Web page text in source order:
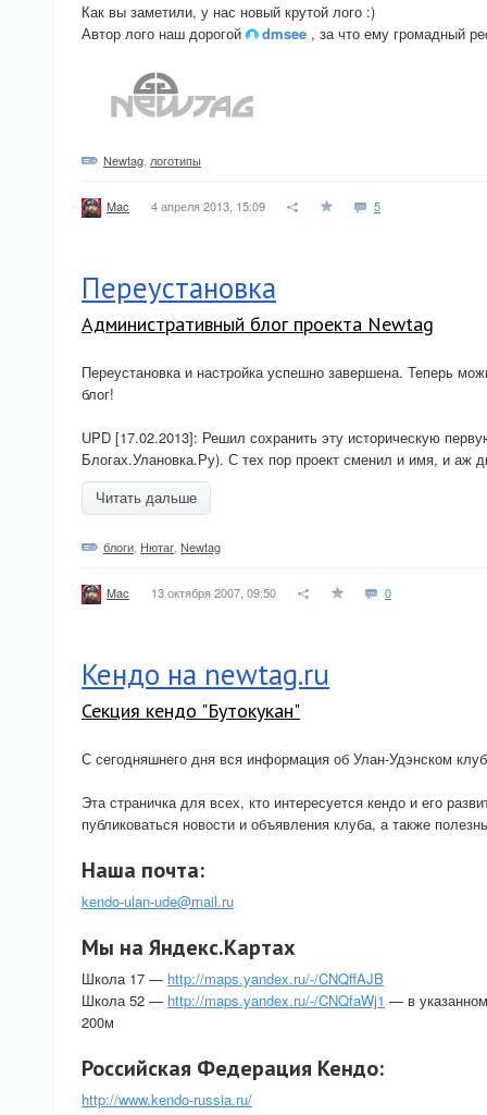
Как вы заметили, у нас новый крутой лого :)
Автор лого наш дорогой
dmsee , за что ему громадный
Newtag логотипы
Mac 4 апреля 2013, 15:09 5
Переустановка
Административный блог проекта Newtag
Переустановка и настройка успешно завершена. Теперь
блог!
UPD [17.02.2013]: Решил сохранить эту историческую
Блогах.Улановка.Ру). С тех пор проект сменил и имя, и аж
Читать дальше
блоги Нютаг Newtag
Mac 13 октября 2007, 09:50 0
Кендо на newtag.ru
Секция кендо "Бутокукан"
С сегодняшнего дня вся информация об Улан-Удэнском
Эта страничка для всех, кто интересуется кендо и его
публиковаться новости и объявления клуба, а также
Наша почта:
kendo-ulan-ude@mail.ru
Мы на Яндекс.Картах
Школа 17 — http://maps.yandex.ru/-/CNQffAJB
Школа 52 — http://maps.yandex.ru/-/CNQfaWj1 — в
200м
Российская Федерация Кендо:
http://www.kendo-russia.ru/